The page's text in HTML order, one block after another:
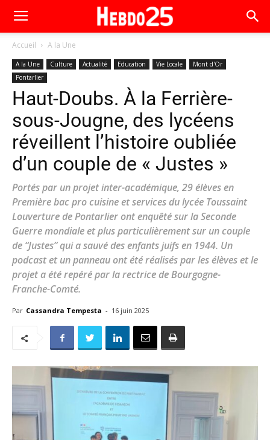
Accueil A la Une
A la Une Culture Actualité Education Vie Locale
Mont d'Or
Pontarlier
Haut-Doubs. À la Ferrière-
sous-Jougne, des lycéens
réveillent l’histoire oubliée
d’un couple de « Justes »
Portés par un projet inter-académique, 29 élèves en
Première bac pro cuisine et services du lycée Toussaint
Louverture de Pontarlier ont enquêté sur la Seconde
Guerre mondiale et plus particulièrement sur un couple
de “Justes” qui a sauvé des enfants juifs en 1944. Un
podcast et un panneau ont été réalisés par les élèves et le
projet a été repéré par la rectrice de Bourgogne-
Franche-Comté.
Par Cassandra Tempesta - 16 juin 2025